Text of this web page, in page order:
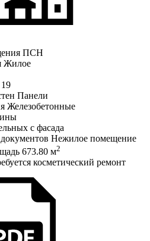
ПСН
Жилое
19
Панели
Железобетонные
с фасада
Нежилое помещение
673.80 м2
косметический ремонт